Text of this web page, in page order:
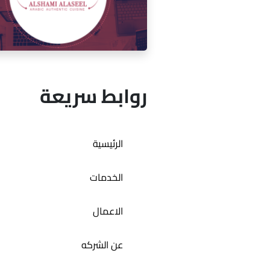
إدارة السوشيال ميديا لمقهى
إدارة السوشيال ميديا لمطعم
روابط سريعة
الرئيسية
الخدمات
الاعمال
عن الشركه